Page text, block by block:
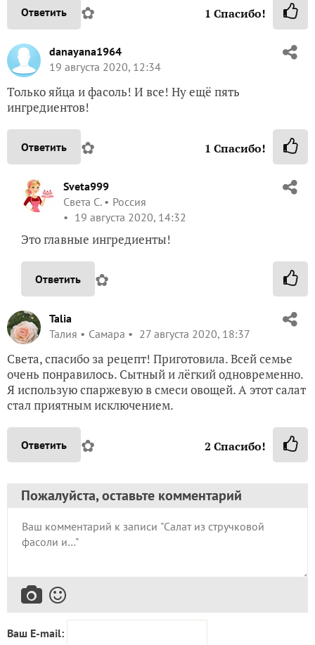
Ответить ✿ 1 Спасибо!
danayana1964
19 августа 2020, 12:34
Только яйца и фасоль! И все! Ну ещё пять
ингредиентов!
Ответить ✿ 1 Спасибо!
Sveta999
Света С.
Россия
19 августа 2020, 14:32
Это главные ингредиенты!
Ответить ✿
Talia
Талия
Самара 27 августа 2020, 18:37
Света, спасибо за рецепт! Приготовила. Всей семье
очень понравилось. Сытный и лёгкий одновременно.
Я использую спаржевую в смеси овощей. А этот салат
стал приятным исключением.
Ответить ✿ 2 Спасибо!
Пожалуйста, оставьте комментарий
Ваш E-mail: